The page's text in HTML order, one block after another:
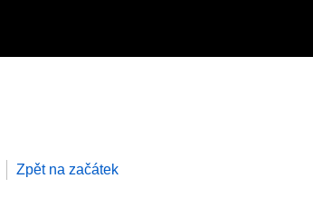
Zpět na začátek